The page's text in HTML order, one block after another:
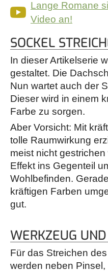
Lange Romane
Video an!
SOCKEL
In dieser Artikelserie
gestaltet. Die
Nun wartet auch der
Dieser wird in einem
Farbe zu sorgen.
Aber Vorsicht: Mit
tolle Raumwirkung
meist nicht
Effekt ins Gegenteil
Wohlbefinden.
kräftigen Farben
gut.
WERKZEUG
Für das Streichen
werden neben Pinsel,